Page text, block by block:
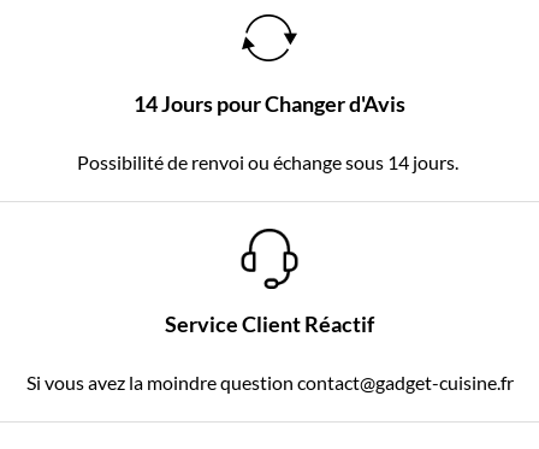
14 Jours pour Changer d'Avis
Possibilité de renvoi ou échange sous 14 jours.
Service Client Réactif
Si vous avez la moindre question contact@gadget-cuisine.fr